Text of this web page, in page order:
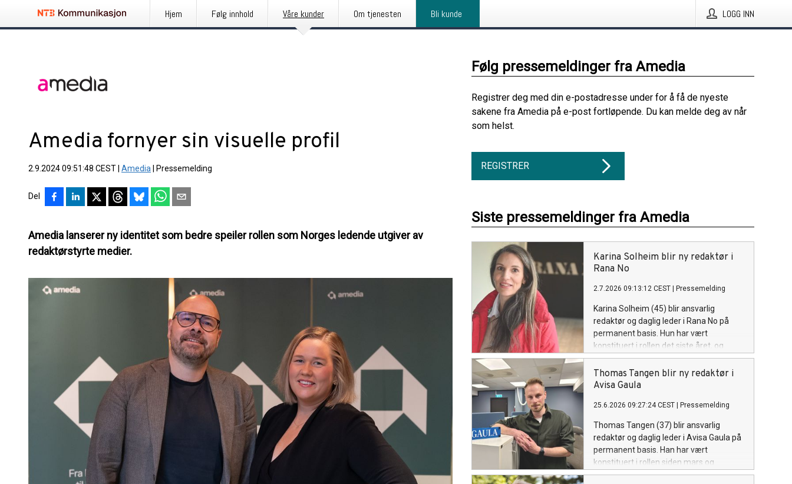
Hjem Følg innhold Våre kunder Om tjenesten Bli kunde LOGG INN
Amedia fornyer sin visuelle profil
2.9.2024 09:51:48 CEST Amedia Pressemelding
Del
Amedia lanserer ny identitet som bedre speiler rollen som Norges ledende utgiver av
redaktørstyrte medier.
Følg pressemeldinger fra Amedia
Registrer deg med din e-postadresse under for å få de nyeste
sakene fra Amedia på e-post fortløpende. Du kan melde deg av når
som helst.
REGISTRER
Siste pressemeldinger fra Amedia
Karina Solheim blir ny redaktør i
Rana No
2.7.2026 09:13:12 CEST Pressemelding
Karina Solheim (45) blir ansvarlig
redaktør og daglig leder i Rana No på
permanent basis. Hun har vært
konstituert i rollen det siste året, og
kommer fra stillingen som
nyhetsredaktør i samme avis.
Thomas Tangen blir ny redaktør i
Avisa Gaula
25.6.2026 09:27:24 CEST Pressemelding
Thomas Tangen (37) blir ansvarlig
redaktør og daglig leder i Avisa Gaula på
permanent basis. Han har vært
konstituert i rollen siden mars og
kommer fra Trondheims-avisa Nidaros.